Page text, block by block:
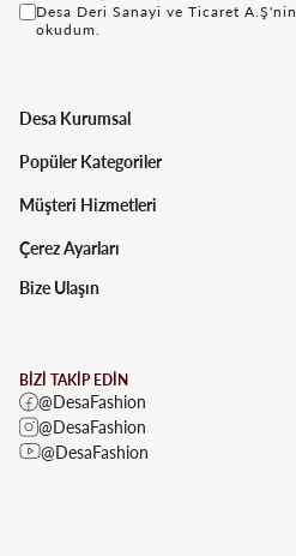
Desa Deri Sanayi ve Ticaret A.Ş'nin
okudum.
Desa Kurumsal
Popüler Kategoriler
Müşteri Hizmetleri
Çerez Ayarları
Bize Ulaşın
BİZİ TAKİP EDİN
@DesaFashion
@DesaFashion
@DesaFashion